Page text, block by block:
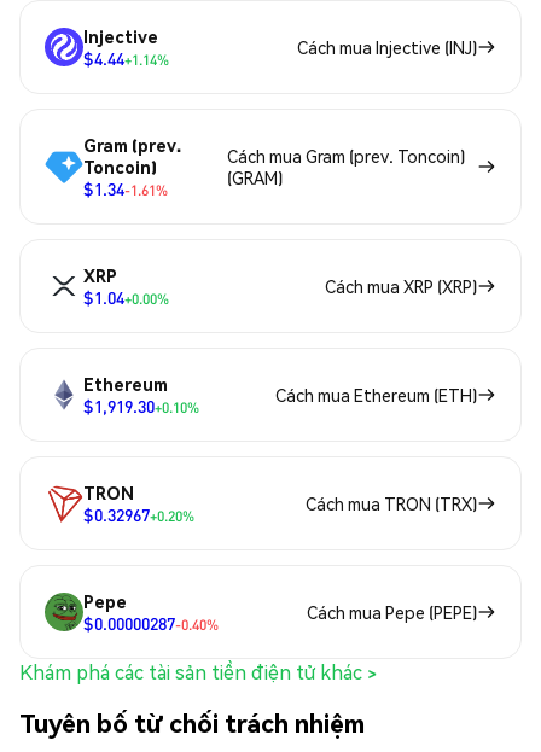
Injective
$4.44+1.14%
Cách mua Injective (INJ)
Gram (prev.
Toncoin)
$1.34-1.61%
Cách mua Gram (prev. Toncoin)
(GRAM)
XRP
$1.04+0.00%
Cách mua XRP (XRP)
Ethereum
$1,919.30+0.10%
Cách mua Ethereum (ETH)
TRON
$0.32967+0.20%
Cách mua TRON (TRX)
Pepe
$0.00000287-0.40%
Cách mua Pepe (PEPE)
Khám phá các tài sản tiền điện tử khác >
Tuyên bố từ chối trách nhiệm